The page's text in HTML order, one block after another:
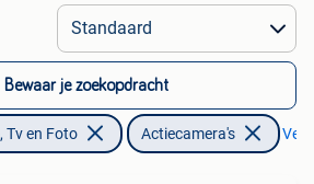
Alle afstanden…
Bewaar je zoekopdracht
Tv en Foto Actiecamera's